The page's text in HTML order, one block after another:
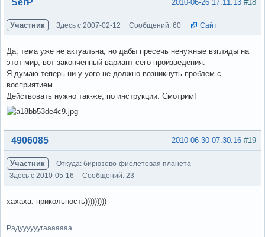
#18
2010-06-26 17:11:13
Участник Здесь с 2007-02-12 Сообщений: 60 Сайт
Да, тема уже не актуальна, но дабы пресечь ненужные взгляды на
этот мир, вот законченный вариант сего произведения.
Я думаю теперь ни у уого не должно возникнуть проблем с
восприятием.
Действовать нужно так-же, по инструкции. Смотрим!
Вне форума #19
2010-06-30 07:30:16
4906085
Участник
Откуда: бирюзово-фиолетовая планета
Здесь с 2010-05-16
Сообщений: 23
хахаха. прикольность)))))))))
Радуууууугааааааа